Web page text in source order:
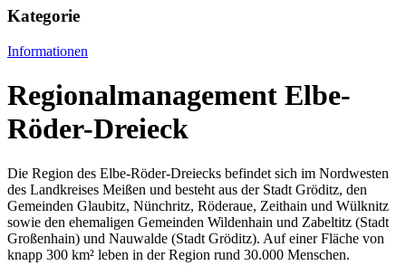
Kategorie
Informationen
Regionalmanagement Elbe-
Röder-Dreieck
Die Region des Elbe-Röder-Dreiecks befindet sich im Nordwesten
des Landkreises Meißen und besteht aus der Stadt Gröditz, den
Gemeinden Glaubitz, Nünchritz, Röderaue, Zeithain und Wülknitz
sowie den ehemaligen Gemeinden Wildenhain und Zabeltitz (Stadt
Großenhain) und Nauwalde (Stadt Gröditz). Auf einer Fläche von
knapp 300 km² leben in der Region rund 30.000 Menschen.